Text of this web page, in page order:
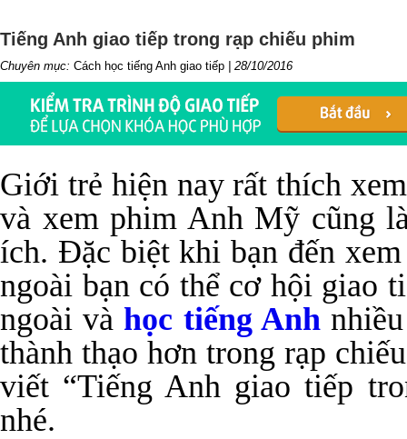
Tiếng Anh giao tiếp trong rạp chiếu phim
Chuyên mục: Cách học tiếng Anh giao tiếp 28/10/2016
Giới trẻ hiện nay rất thích
và xem phim Anh Mỹ cũng
ích. Đặc biệt khi bạn đến
ngoài bạn có thể cơ hội giao
ngoài vàhọc tiếng Anh
thành thạo hơn trong rạp
viết “Tiếng Anh giao tiếp
nhé.